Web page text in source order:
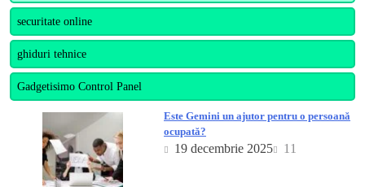
securitate online
ghiduri tehnice
Gadgetisimo Control Panel
Este Gemini un ajutor pentru o persoană
ocupată?
19 decembrie 2025 11